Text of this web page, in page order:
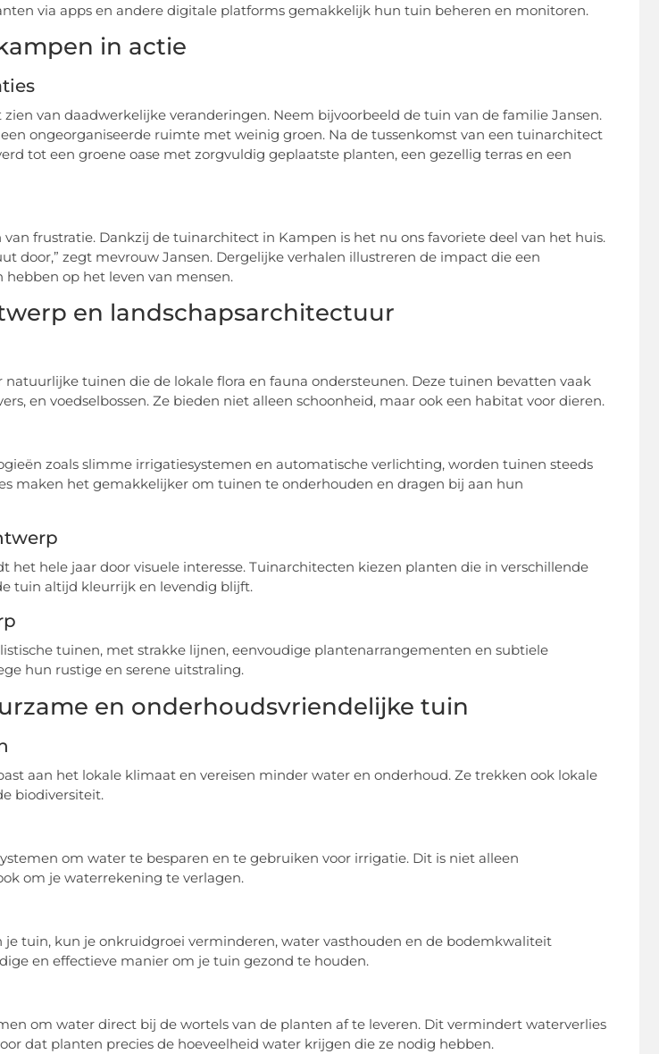
via apps en andere digitale platforms gemakkelijk hun tuin beheren en monitoren.
in actie
van daadwerkelijke veranderingen. Neem bijvoorbeeld de tuin van de familie Jansen.
ongeorganiseerde ruimte met weinig groen. Na de tussenkomst van een tuinarchitect
tot een groene oase met zorgvuldig geplaatste planten, een gezellig terras en een
frustratie. Dankzij de tuinarchitect in Kampen is het nu ons favoriete deel van het huis.
door,” zegt mevrouw Jansen. Dergelijke verhalen illustreren de impact die een
op het leven van mensen.
en landschapsarchitectuur
natuurlijke tuinen die de lokale flora en fauna ondersteunen. Deze tuinen bevatten vaak
en voedselbossen. Ze bieden niet alleen schoonheid, maar ook een habitat voor dieren.
zoals slimme irrigatiesystemen en automatische verlichting, worden tuinen steeds
maken het gemakkelijker om tuinen te onderhouden en dragen bij aan hun
het hele jaar door visuele interesse. Tuinarchitecten kiezen planten die in verschillende
tuin altijd kleurrijk en levendig blijft.
tuinen, met strakke lijnen, eenvoudige plantenarrangementen en subtiele
hun rustige en serene uitstraling.
en onderhoudsvriendelijke tuin
aan het lokale klimaat en vereisen minder water en onderhoud. Ze trekken ook lokale
biodiversiteit.
om water te besparen en te gebruiken voor irrigatie. Dit is niet alleen
om je waterrekening te verlagen.
je tuin, kun je onkruidgroei verminderen, water vasthouden en de bodemkwaliteit
en effectieve manier om je tuin gezond te houden.
om water direct bij de wortels van de planten af te leveren. Dit vermindert waterverlies
dat planten precies de hoeveelheid water krijgen die ze nodig hebben.